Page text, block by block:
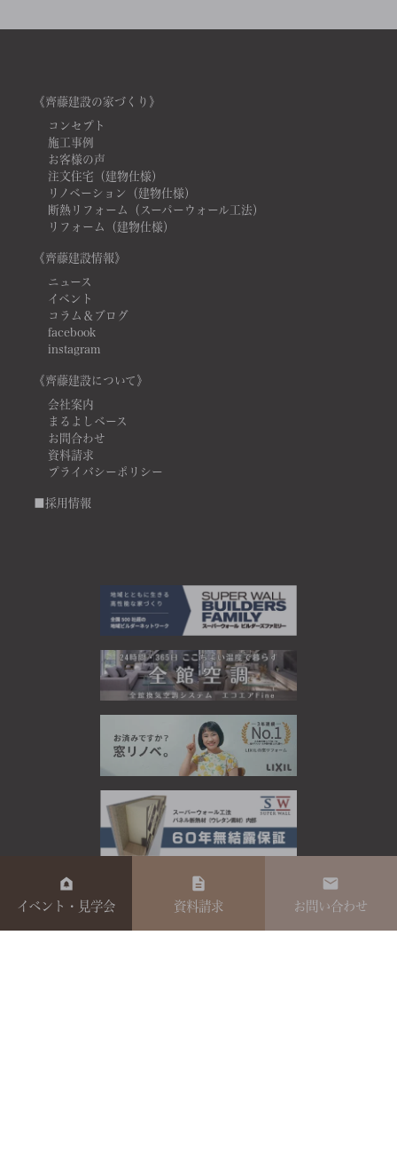
《齊藤建設の家づくり》
コンセプト
施工事例
お客様の声
注文住宅（建物仕様）
リノベーション（建物仕様）
断熱リフォーム（スーパーウォール工法）
リフォーム（建物仕様）
《齊藤建設情報》
ニュース
イベント
コラム＆ブログ
facebook
instagram
《齊藤建設について》
会社案内
まるよしベース
お問合わせ
資料請求
プライバシーポリシー
■採用情報
イベント・見学会 資料請求 お問い合わせ